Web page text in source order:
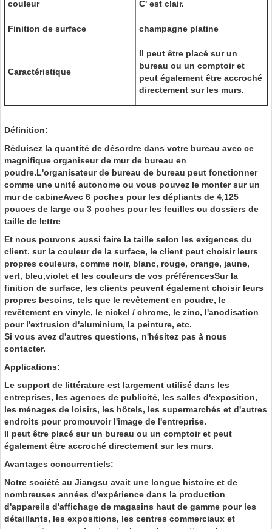
couleur C' est clair.
Finition de surface champagne platine
Caractéristique
Il peut être placé sur un
bureau ou un comptoir et
peut également être accroché
directement sur les murs.
Définition:
Réduisez la quantité de désordre dans votre bureau avec ce
magnifique organiseur de mur de bureau en
poudre.L'organisateur de bureau de bureau peut fonctionner
comme une unité autonome ou vous pouvez le monter sur un
mur de cabineAvec 6 poches pour les dépliants de 4,125
pouces de large ou 3 poches pour les feuilles ou dossiers de
taille de lettre
Et nous pouvons aussi faire la taille selon les exigences du
client. sur la couleur de la surface, le client peut choisir leurs
propres couleurs, comme noir, blanc, rouge, orange, jaune,
vert, bleu,violet et les couleurs de vos préférencesSur la
finition de surface, les clients peuvent également choisir leurs
propres besoins, tels que le revêtement en poudre, le
revêtement en vinyle, le nickel / chrome, le zinc, l'anodisation
pour l'extrusion d'aluminium, la peinture, etc.
Si vous avez d'autres questions, n'hésitez pas à nous
contacter.
Applications:
Le support de littérature est largement utilisé dans les
entreprises, les agences de publicité, les salles d'exposition,
les ménages de loisirs, les hôtels, les supermarchés et d'autres
endroits pour promouvoir l'image de l'entreprise.
Il peut être placé sur un bureau ou un comptoir et peut
également être accroché directement sur les murs.
Avantages concurrentiels:
Notre société au Jiangsu avait une longue histoire et de
nombreuses années d'expérience dans la production
d'appareils d'affichage de magasins haut de gamme pour les
détaillants, les expositions, les centres commerciaux et